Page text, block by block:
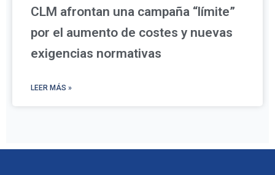
CLM afrontan una campaña “límite”
por el aumento de costes y nuevas
exigencias normativas
LEER MÁS »